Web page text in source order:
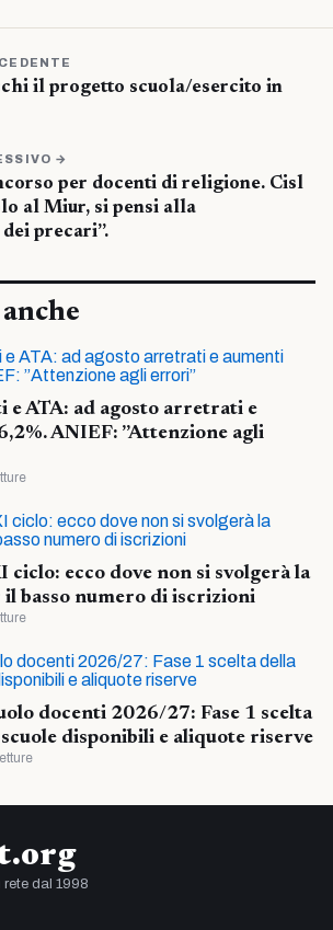
il progetto scuola/esercito in
→
per docenti di religione. Cisl
al Miur, si pensi alla
precari”.
e ATA: ad agosto arretrati e
ANIEF: ”Attenzione agli
ciclo: ecco dove non si svolgerà la
basso numero di iscrizioni
docenti 2026/27: Fase 1 scelta
disponibili e aliquote riserve
dal 1998